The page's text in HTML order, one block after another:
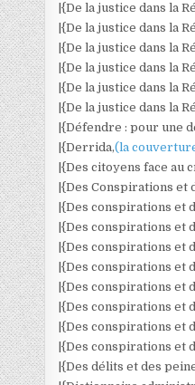
|{De la justice dans la
|{De la justice dans la
|{De la justice dans la
|{De la justice dans la
|{De la justice dans la
|{De la justice dans la
|{Défendre : pour une
|{Derrida,(la
|{Des citoyens face au
|{Des Conspirations et
|{Des conspirations et
|{Des conspirations et
|{Des conspirations et
|{Des conspirations et
|{Des conspirations et
|{Des conspirations et
|{Des conspirations et
|{Des conspirations et
|{Des délits et des